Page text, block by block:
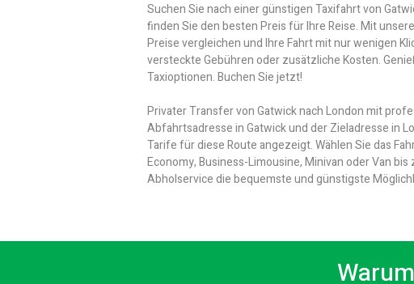
Suchen Sie nach einer günstigen Taxifahrt von
finden Sie den besten Preis für Ihre Reise. Mit
Preise vergleichen und Ihre Fahrt mit nur wenigen
versteckte Gebühren oder zusätzliche Kosten.
Taxioptionen. Buchen Sie jetzt!
Privater Transfer von Gatwick nach London mit
Abfahrtsadresse in Gatwick und der Zieladresse in
Tarife für diese Route angezeigt. Wählen Sie das
Economy, Business-Limousine, Minivan oder Van
Abholservice die bequemste und günstigste